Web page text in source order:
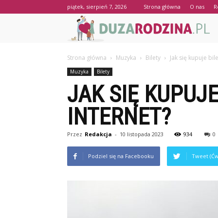
piątek, sierpień 7, 2026 Strona główna O nas
Strona główna Muzyka Bilety Jak się kupuje
Muzyka Bilety
JAK SIĘ
INTERNET?
Przez Redakcja - 10 listopada 2023 934 0
Podziel się na Facebooku Tweet